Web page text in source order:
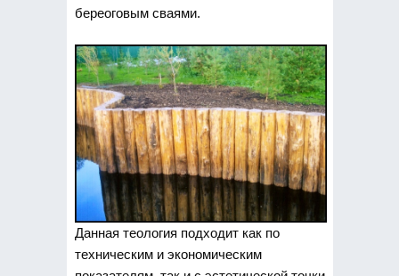
береоговым сваями.
Данная теология подходит как по
техническим и экономическим